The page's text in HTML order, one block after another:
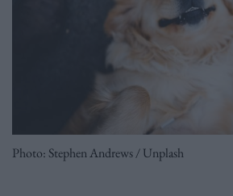
Photo: Stephen Andrews / Unplash